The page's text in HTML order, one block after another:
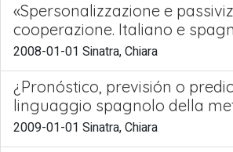
«Spersonalizzazione e
cooperazione. Italiano e
2008-01-01 Sinatra, Chiara
¿Pronóstico, previsión o
linguaggio spagnolo della
2009-01-01 Sinatra, Chiara